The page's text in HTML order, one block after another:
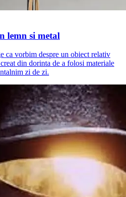
lemn si metal
ca vorbim despre un obiect relativ
din dorinta de a folosi materiale
zi de zi.